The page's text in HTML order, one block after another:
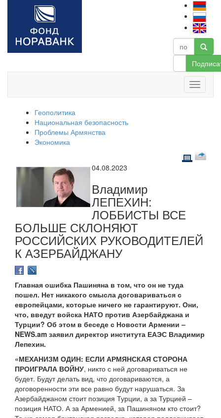
Геополитика
Национальная безопасность
Проблемы Армянства
Экономика
04.08.2023
Владимир
ЛЕПЕХИН:
ЛОББИСТЫ ВСЕ
БОЛЬШЕ СКЛОНЯЮТ
РОССИЙСКИХ РУКОВОДИТЕЛЕЙ
К АЗЕРБАЙДЖАНУ
Главная ошибка Пашиняна в том, что он не туда
пошел. Нет никакого смысла договариваться с
европейцами, которые ничего не гарантируют. Они,
что, введут войска НАТО против Азербайджана и
Турции? Об этом в беседе с Новости Армении –
NEWS.am заявил директор института ЕАЭС Владимир
Лепехин.
«МЕХАНИЗМ ОДИН: ЕСЛИ АРМЯНСКАЯ СТОРОНА
ПРОИГРАЛА ВОЙНУ, никто с ней договариваться не
будет. Будут делать вид, что договариваются, а
договоренности эти все равно будут нарушаться. За
Азербайджаном стоит позиция Турции, а за Турцией –
позиция НАТО. А за Арменией, за Пашиняном кто стоит?